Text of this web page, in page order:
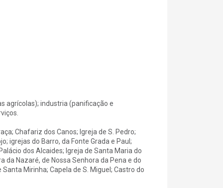
agrícolas); industria (panificação e
Chafariz dos Canos; Igreja de S. Pedro;
igrejas do Barro, da Fonte Grada e Paul;
dos Alcaides; Igreja de Santa Maria do
da Nazaré, de Nossa Senhora da Pena e do
Mirinha; Capela de S. Miguel; Castro do